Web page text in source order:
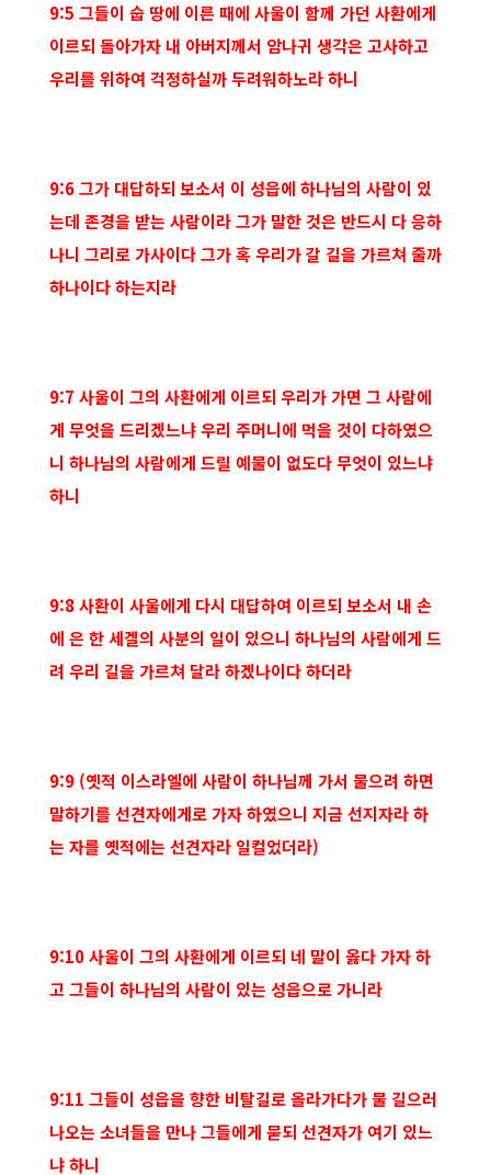
9:5 그들이 숩 땅에 이른 때에 사울이 함께 가던 사환에게
이르되 돌아가자 내 아버지께서 암나귀 생각은 고사하고
우리를 위하여 걱정하실까 두려워하노라 하니
9:6 그가 대답하되 보소서 이 성읍에 하나님의 사람이 있
는데 존경을 받는 사람이라 그가 말한 것은 반드시 다 응하
나니 그리로 가사이다 그가 혹 우리가 갈 길을 가르쳐 줄까
하나이다 하는지라
9:7 사울이 그의 사환에게 이르되 우리가 가면 그 사람에
게 무엇을 드리겠느냐 우리 주머니에 먹을 것이 다하였으
니 하나님의 사람에게 드릴 예물이 없도다 무엇이 있느냐
하니
9:8 사환이 사울에게 다시 대답하여 이르되 보소서 내 손
에 은 한 세겔의 사분의 일이 있으니 하나님의 사람에게 드
려 우리 길을 가르쳐 달라 하겠나이다 하더라
9:9 (옛적 이스라엘에 사람이 하나님께 가서 물으려 하면
말하기를 선견자에게로 가자 하였으니 지금 선지자라 하
는 자를 옛적에는 선견자라 일컬었더라)
9:10 사울이 그의 사환에게 이르되 네 말이 옳다 가자 하
고 그들이 하나님의 사람이 있는 성읍으로 가니라
9:11 그들이 성읍을 향한 비탈길로 올라가다가 물 길으러
나오는 소녀들을 만나 그들에게 묻되 선견자가 여기 있느
냐 하니